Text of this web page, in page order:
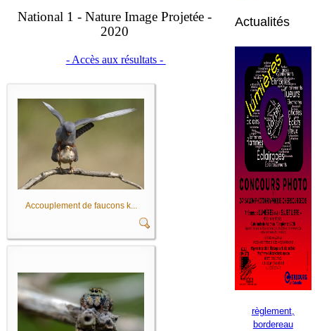
National 1 - Nature Image Projetée -
2020
- Accès aux résultats -
Accouplement de faucons k...
Actualités
règlement,
bordereau